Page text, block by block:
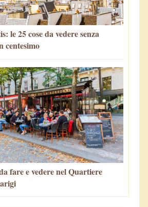
le 25 cose da vedere senza
centesimo
fare e vedere nel Quartiere